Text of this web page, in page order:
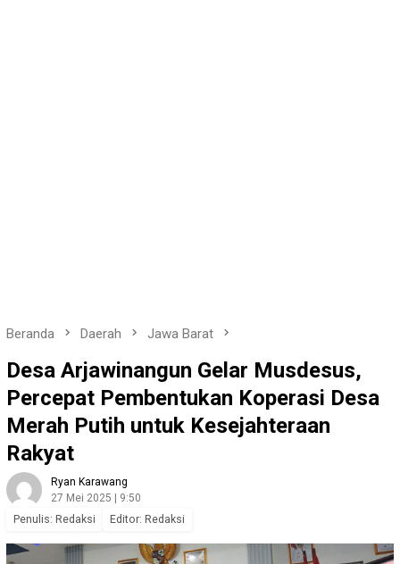
Beranda Daerah Jawa Barat
Desa Arjawinangun Gelar Musdesus,
Percepat Pembentukan Koperasi Desa
Merah Putih untuk Kesejahteraan
Rakyat
Ryan Karawang
27 Mei 2025 | 9:50
Penulis: Redaksi Editor: Redaksi